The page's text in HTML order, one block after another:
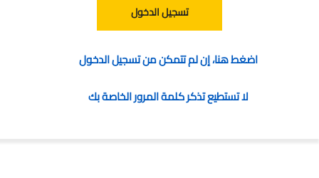
تسجيل الدخول
اضغط هنا، إن لم تتمكن من تسجيل الدخول
لا تستطيع تذكر كلمة المرور الخاصة بك